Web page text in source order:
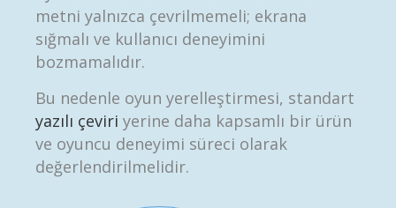
metni yalnızca çevrilmemeli; ekrana
sığmalı ve kullanıcı deneyimini
bozmamalıdır.
Bu nedenle oyun yerelleştirmesi, standart
yazılı çeviri yerine daha kapsamlı bir ürün
ve oyuncu deneyimi süreci olarak
değerlendirilmelidir.